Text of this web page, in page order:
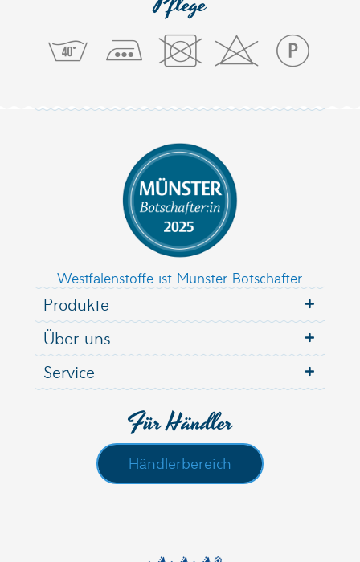
Westfalenstoffe ist Münster Botschafter
Produkte
Über uns
Service
Für Händler
Händlerbereich